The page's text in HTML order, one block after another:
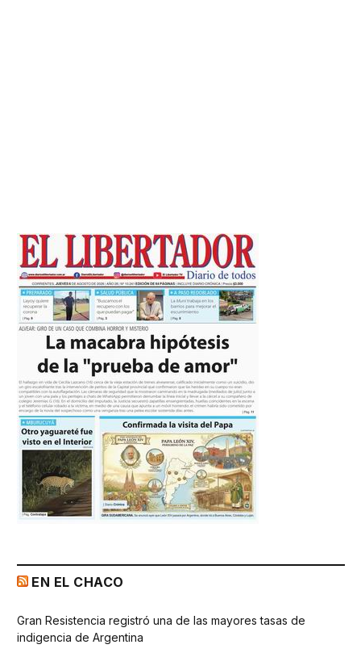
EN EL CHACO
Gran Resistencia registró una de las mayores tasas de
indigencia de Argentina